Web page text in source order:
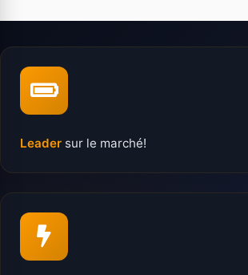
Leader sur le marché!